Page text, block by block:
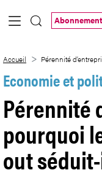
Saut au contenu
Accueil Pérennité
Economie et
Pérennité
pourquoi
out